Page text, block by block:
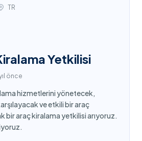
TR
Yetkilisi
önce
hizmetlerini yönetecek,
ve etkili bir araç
bir araç kiralama yetkilisi arıyoruz.